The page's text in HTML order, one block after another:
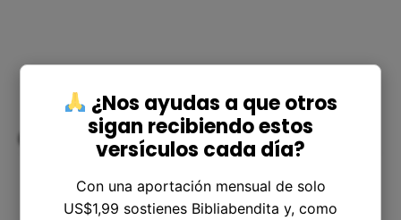
Conclusiones
¿Nos ayudas a que otros
sigan recibiendo estos
versículos cada día?
Con una aportación mensual de solo
US$1,99 sostienes Bibliabendita y, como